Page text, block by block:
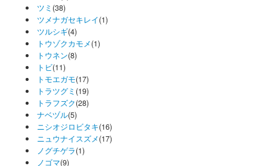
ツミ (38)
ツメナガセキレイ(1)
ツルシギ(4)
トウゾクカモメ(1)
トウネン(8)
トビ(11)
トモエガモ(17)
トラツグミ (19)
トラフズク(28)
ナベヅル(5)
ニシオジロビタキ(16)
ニュウナイスズメ(17)
ノグチゲラ(1)
ノゴマ(9)